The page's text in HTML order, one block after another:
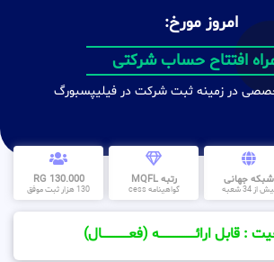
امروز مورخ:
افتتاح حساب شرکتی
مدت کمتر از 30 روز
در زمینه ثبت شرکت در فیلیپسبورگ
شبکه جهانی
از 34 شعبه
رتبه MQFL
گواهینامه cess
130.000 RG
130 هزار ثبت موفق
ارائــــــــــــــــــــه (فعـــــــــــــــال)